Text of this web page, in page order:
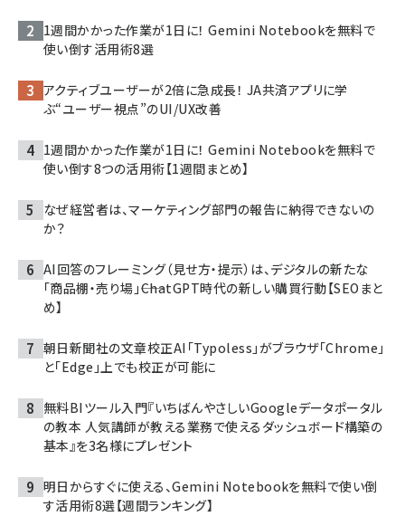
1週間かかった作業が1日に！ Gemini Notebookを無料で
使い倒す活用術8選
アクティブユーザーが2倍に急成長！ JA共済アプリに学
ぶ“ユーザー視点”のUI/UX改善
1週間かかった作業が1日に！ Gemini Notebookを無料で
使い倒す8つの活用術【1週間まとめ】
なぜ経営者は、マーケティング部門の報告に納得できないの
か？
AI回答のフレーミング（見せ方・提示）は、デジタルの新たな
「商品棚・売り場」――ChatGPT時代の新しい購買行動【SEOまと
め】
朝日新聞社の文章校正AI「Typoless」がブラウザ「Chrome」
と「Edge」上でも校正が可能に
無料BIツール入門『いちばんやさしいGoogleデータポータル
の教本 人気講師が教える業務で使えるダッシュボード構築の
基本』を3名様にプレゼント
明日からすぐに使える、Gemini Notebookを無料で使い倒
す活用術8選【週間ランキング】